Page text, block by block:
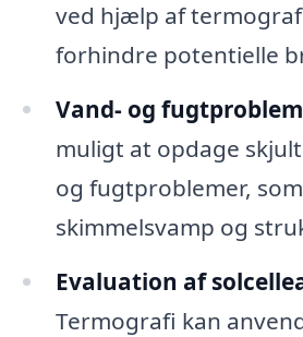
ved hjælp af
forhindre potentielle
Vand- og
muligt at opdage
og fugtproblemer,
skimmelsvamp og
Evaluation af
Termografi kan